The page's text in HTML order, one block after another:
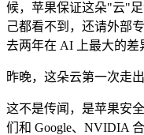
候，苹果保证这朵"云"
己都看不到，还请外部
去两年在 AI 上最大的差
昨晚，这朵云第一次走
这不是传闻，是苹果安
们和 Google、NVIDIA